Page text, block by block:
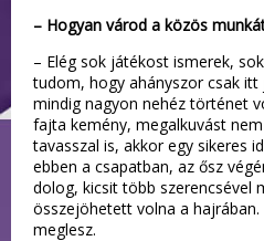
– Hogyan várod a közös
– Elég sok játékost ismerek,
tudom, hogy ahányszor csak
mindig nagyon nehéz történet
fajta kemény, megalkuvást
tavasszal is, akkor egy sikeres
ebben a csapatban, az ősz
dolog, kicsit több szerencsével
összejöhetett volna a
meglesz.